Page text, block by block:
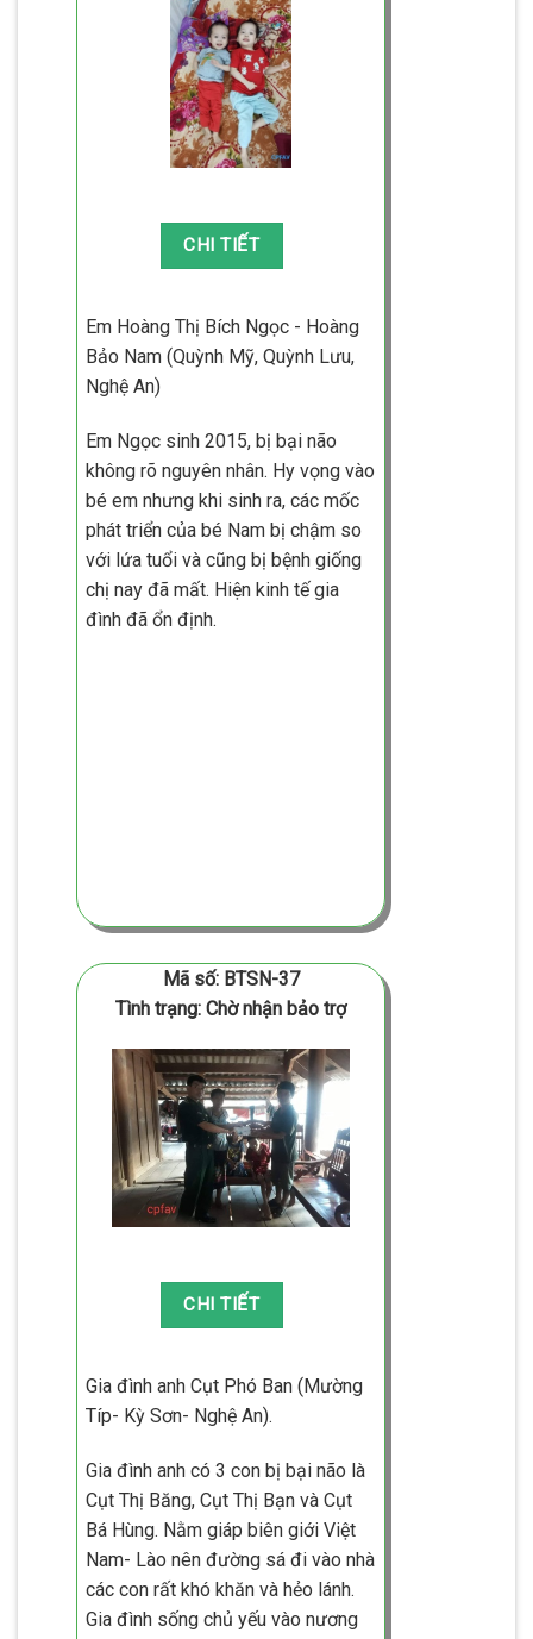
Em Hoàng Thị Bích Ngọc - Hoàng
Bảo Nam (Quỳnh Mỹ, Quỳnh Lưu,
Nghệ An)
Em Ngọc sinh 2015, bị bại não
không rõ nguyên nhân. Hy vọng vào
bé em nhưng khi sinh ra, các mốc
phát triển của bé Nam bị chậm so
với lứa tuổi và cũng bị bệnh giống
chị nay đã mất. Hiện kinh tế gia
đình đã ổn định.
Mã số: BTSN-37
Tình trạng: Chờ nhận bảo trợ
Gia đình anh Cụt Phó Ban (Mường
Típ- Kỳ Sơn- Nghệ An).
Gia đình anh có 3 con bị bại não là
Cụt Thị Băng, Cụt Thị Bạn và Cụt
Bá Hùng. Nằm giáp biên giới Việt
Nam- Lào nên đường sá đi vào nhà
các con rất khó khăn và hẻo lánh.
Gia đình sống chủ yếu vào nương